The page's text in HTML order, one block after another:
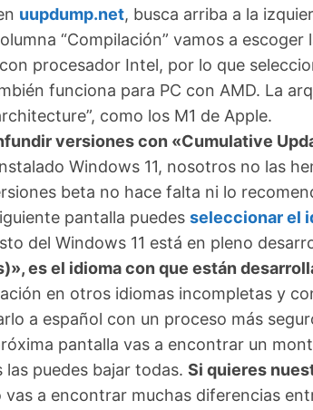
uupdump.net, busca arriba a la
“Compilación” vamos a
procesador Intel, por lo que
funciona para PC con AMD. La
como los M1 de Apple.
versiones con «Cumulative
Windows 11, nosotros no las
beta no hace falta ni lo
pantalla puedes seleccionar el
del Windows 11 está en pleno
es el idioma con que están
en otros idiomas incompletas y
a español con un proceso más
pantalla vas a encontrar un
las puedes bajar todas. Si quieres
vas a encontrar muchas diferencias